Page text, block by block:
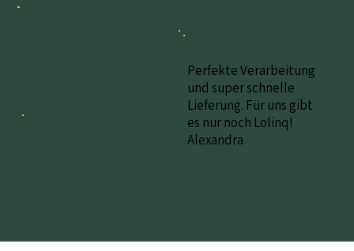
Perfekte Verarbeitung
und super schnelle
Lieferung. Für uns gibt
es nur noch Lolinq!
Alexandra